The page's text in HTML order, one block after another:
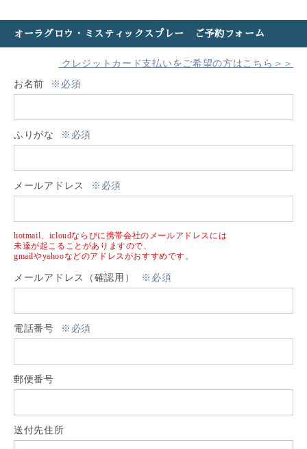
オーラグロウ・ミスティックスプレー ご予約フォーム
クレジットカード支払いをご希望の方はこちら＞＞
お名前
※必須
ふりがな ※必須
メールアドレス ※必須
hotmail、icloudならびに携帯会社のメールアドレスには
未達が起こることがありますので、
gmailやyahooなどのアドレスがおすすめです。
メールアドレス（確認用） ※必須
電話番号 ※必須
郵便番号
送付先住所